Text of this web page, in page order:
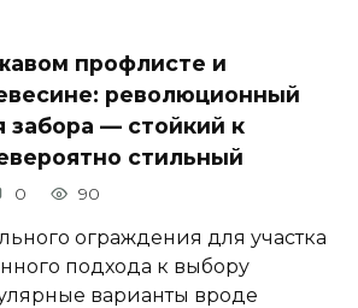
профлисте и
революционный
забора — стойкий к
стильный
0 90
ограждения для участка
подхода к выбору
варианты вроде